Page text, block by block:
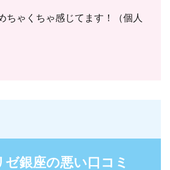
ちゃくちゃ感じてます！（個人
ゼ銀座の悪い口コミ